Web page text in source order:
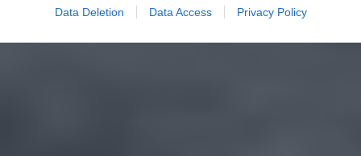
Data Deletion Data Access Privacy Policy